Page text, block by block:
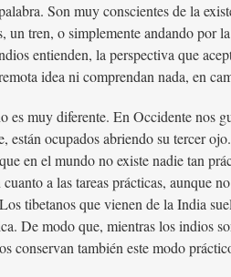
Son muy conscientes de la
un tren, o simplemente andando por
entienden, la perspectiva que
idea ni comprendan nada, en
es muy diferente. En Occidente nos
están ocupados abriendo su tercer
en el mundo no existe nadie tan
a las tareas prácticas, aunque
tibetanos que vienen de la India
De modo que, mientras los indios
conservan también este modo